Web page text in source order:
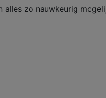
alles zo nauwkeurig